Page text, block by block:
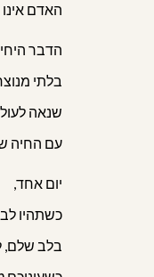
האדם אינו
הדבר
בלתי
שנאה
עם החיה
יום אחד,
כשתהיו
בלב שלם,